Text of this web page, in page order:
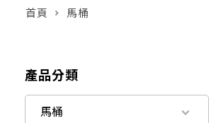
首頁 馬桶
產品分類
馬桶